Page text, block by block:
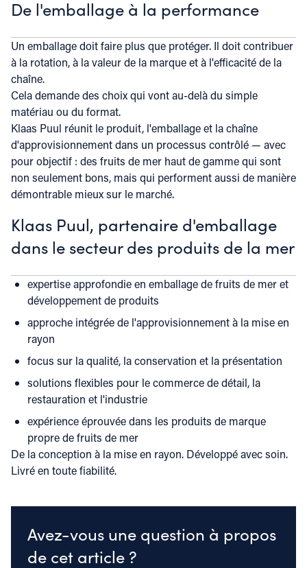
De l'emballage à la performance
Un emballage doit faire plus que protéger. Il doit contribuer
à la rotation, à la valeur de la marque et à l'efficacité de la
chaîne.
Cela demande des choix qui vont au-delà du simple
matériau ou du format.
Klaas Puul réunit le produit, l'emballage et la chaîne
d'approvisionnement dans un processus contrôlé — avec
pour objectif : des fruits de mer haut de gamme qui sont
non seulement bons, mais qui performent aussi de manière
démontrable mieux sur le marché.
Klaas Puul, partenaire d'emballage
dans le secteur des produits de la mer
expertise approfondie en emballage de fruits de mer et
développement de produits
approche intégrée de l'approvisionnement à la mise en
rayon
focus sur la qualité, la conservation et la présentation
solutions flexibles pour le commerce de détail, la
restauration et l'industrie
expérience éprouvée dans les produits de marque
propre de fruits de mer
De la conception à la mise en rayon. Développé avec soin.
Livré en toute fiabilité.
Avez-vous une question à propos
de cet article ?